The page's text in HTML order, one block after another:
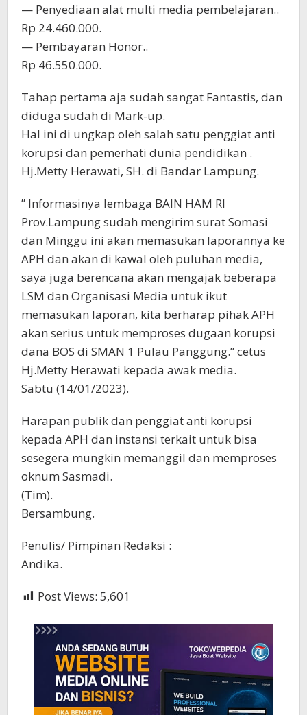
— Penyediaan alat multi media pembelajaran..
Rp 24.460.000.
— Pembayaran Honor..
Rp 46.550.000.
Tahap pertama aja sudah sangat Fantastis, dan
diduga sudah di Mark-up.
Hal ini di ungkap oleh salah satu penggiat anti
korupsi dan pemerhati dunia pendidikan .
Hj.Metty Herawati, SH. di Bandar Lampung.
” Informasinya lembaga BAIN HAM RI
Prov.Lampung sudah mengirim surat Somasi
dan Minggu ini akan memasukan laporannya ke
APH dan akan di kawal oleh puluhan media,
saya juga berencana akan mengajak beberapa
LSM dan Organisasi Media untuk ikut
memasukan laporan, kita berharap pihak APH
akan serius untuk memproses dugaan korupsi
dana BOS di SMAN 1 Pulau Panggung.” cetus
Hj.Metty Herawati kepada awak media.
Sabtu (14/01/2023).
Harapan publik dan penggiat anti korupsi
kepada APH dan instansi terkait untuk bisa
sesegera mungkin memanggil dan memproses
oknum Sasmadi.
(Tim).
Bersambung.
Penulis/ Pimpinan Redaksi :
Andika.
Post Views: 5,601